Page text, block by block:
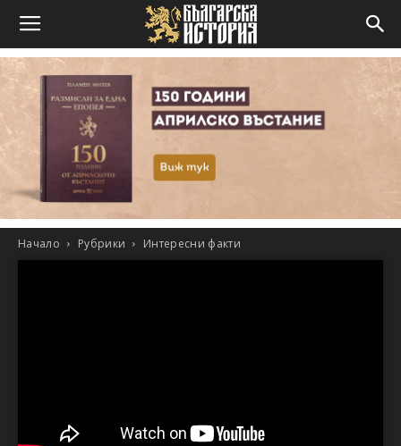
Начало Рубрики Интересни факти